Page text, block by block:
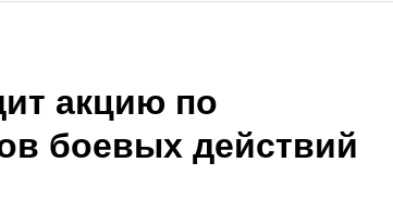
акцию по
боевых действий